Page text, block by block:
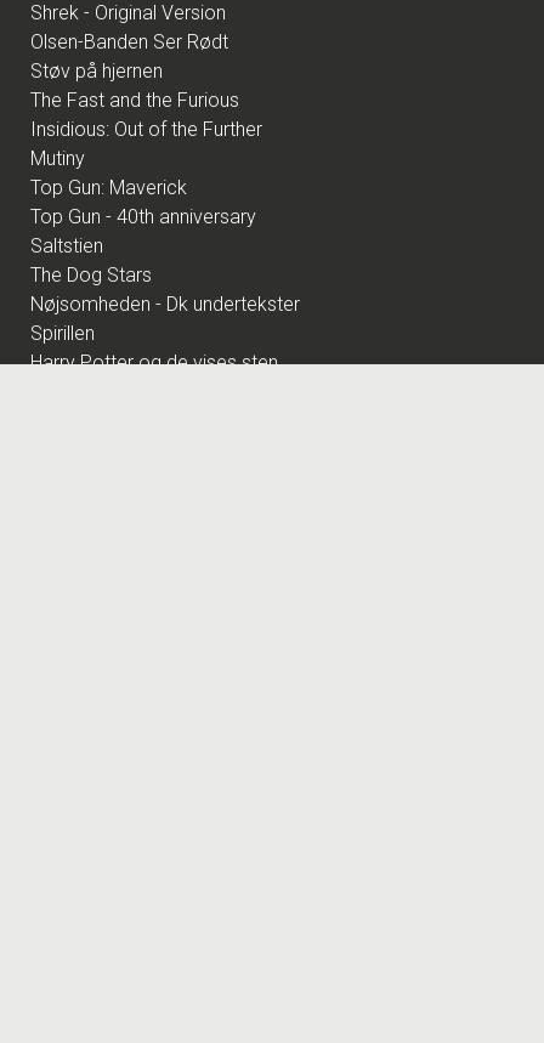
Shrek - Original Version
Olsen-Banden Ser Rødt
Støv på hjernen
The Fast and the Furious
Insidious: Out of the Further
Mutiny
Top Gun: Maverick
Top Gun - 40th anniversary
Saltstien
The Dog Stars
Nøjsomheden - Dk undertekster
Spirillen
Harry Potter og de vises sten